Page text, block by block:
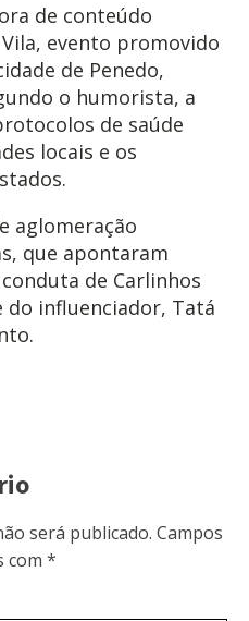
de conteúdo
evento promovido
de Penedo,
o humorista, a
de saúde
locais e os
aglomeração
que apontaram
de Carlinhos
do influenciador, Tatá
será publicado. Campos
com *